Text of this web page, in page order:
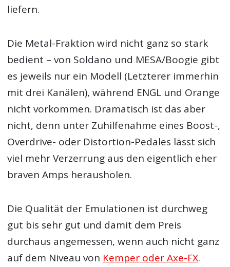
liefern.
Die Metal-Fraktion wird nicht ganz so stark
bedient – von Soldano und MESA/Boogie gibt
es jeweils nur ein Modell (Letzterer immerhin
mit drei Kanälen), während ENGL und Orange
nicht vorkommen. Dramatisch ist das aber
nicht, denn unter Zuhilfenahme eines Boost-,
Overdrive- oder Distortion-Pedales lässt sich
viel mehr Verzerrung aus den eigentlich eher
braven Amps herausholen.
Die Qualität der Emulationen ist durchweg
gut bis sehr gut und damit dem Preis
durchaus angemessen, wenn auch nicht ganz
auf dem Niveau von Kemper oder Axe-FX.